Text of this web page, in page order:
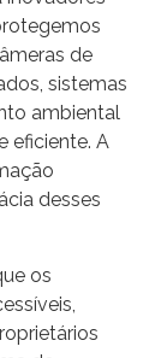
de
sistemas
ambiental
eficiente. A
desses
os